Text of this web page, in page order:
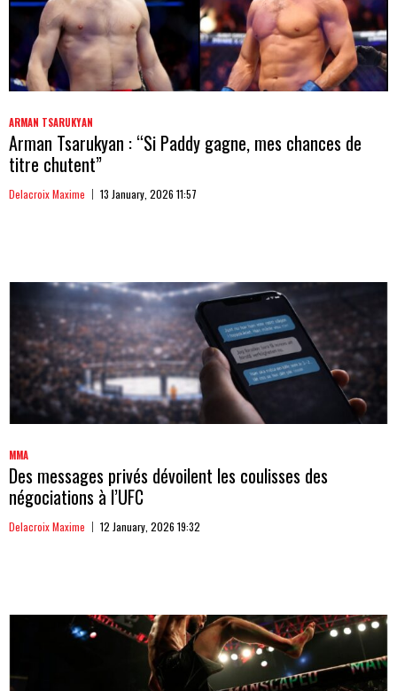
ARMAN TSARUKYAN
Arman Tsarukyan : “Si Paddy gagne, mes chances de
titre chutent”
Delacroix Maxime 13 January, 2026 11:57
MMA
Des messages privés dévoilent les coulisses des
négociations à l’UFC
Delacroix Maxime 12 January, 2026 19:32